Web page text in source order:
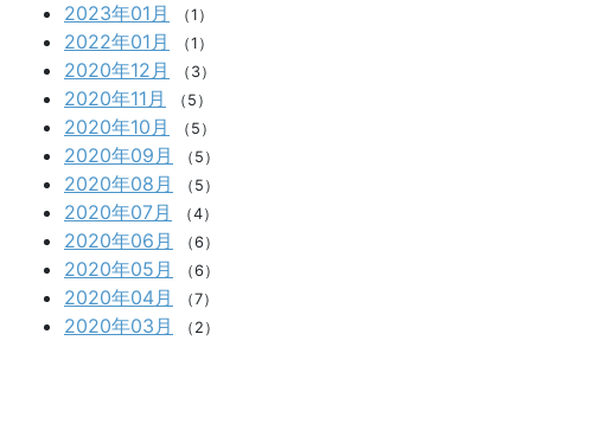
2023年01月 （1）
2022年01月 （1）
2020年12月 （3）
2020年11月 （5）
2020年10月 （5）
2020年09月 （5）
2020年08月 （5）
2020年07月 （4）
2020年06月 （6）
2020年05月 （6）
2020年04月 （7）
2020年03月 （2）